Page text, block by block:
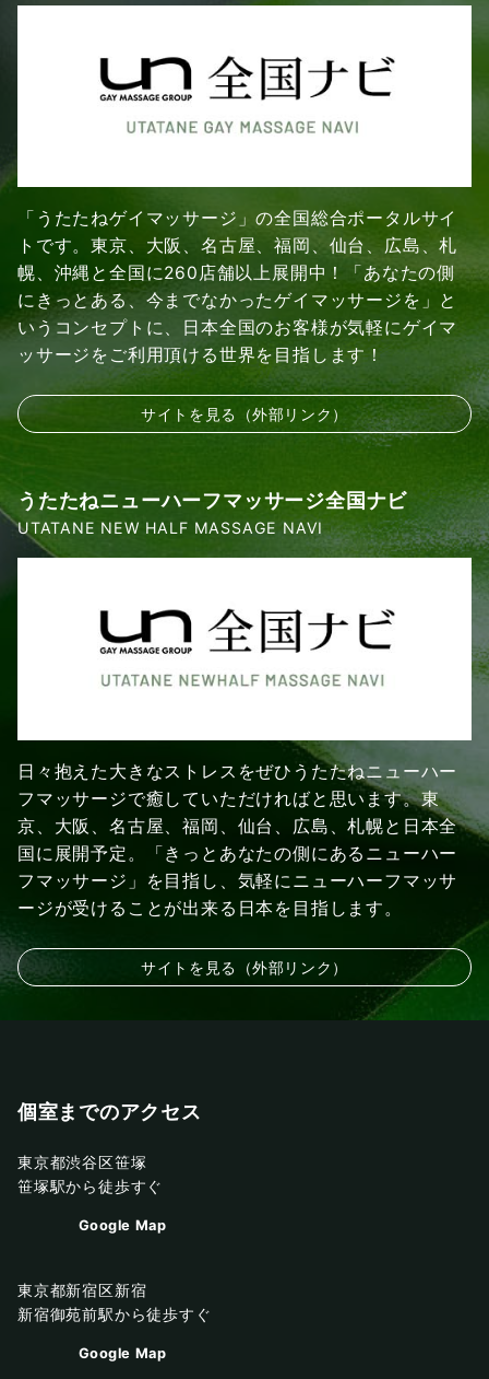
「うたたねゲイマッサージ」の全国総合ポータルサイ
トです。東京、大阪、名古屋、福岡、仙台、広島、札
幌、沖縄と全国に260店舗以上展開中！「あなたの側
にきっとある、今までなかったゲイマッサージを」と
いうコンセプトに、日本全国のお客様が気軽にゲイマ
ッサージをご利用頂ける世界を目指します！
サイトを見る（外部リンク）
うたたねニューハーフマッサージ全国ナビ
UTATANE NEW HALF MASSAGE NAVI
日々抱えた大きなストレスをぜひうたたねニューハー
フマッサージで癒していただければと思います。東
京、大阪、名古屋、福岡、仙台、広島、札幌と日本全
国に展開予定。「きっとあなたの側にあるニューハー
フマッサージ」を目指し、気軽にニューハーフマッサ
ージが受けることが出来る日本を目指します。
サイトを見る（外部リンク）
個室までのアクセス
東京都渋谷区笹塚
笹塚駅から徒歩すぐ
Google Map
東京都新宿区新宿
新宿御苑前駅から徒歩すぐ
Google Map